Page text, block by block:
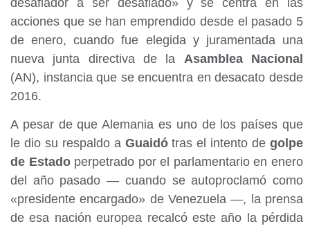
acciones que se han emprendido desde el pasado 5
de enero, cuando fue elegida y juramentada una
nueva junta directiva de la Asamblea Nacional
(AN), instancia que se encuentra en desacato desde
2016.
A pesar de que Alemania es uno de los países que
le dio su respaldo a Guaidótras el intento de golpe
de Estadoperpetrado por el parlamentario en enero
del año pasado — cuando se autoproclamó como
«presidente encargado» de Venezuela —, la prensa
de esa nación europea recalcó este año la pérdida